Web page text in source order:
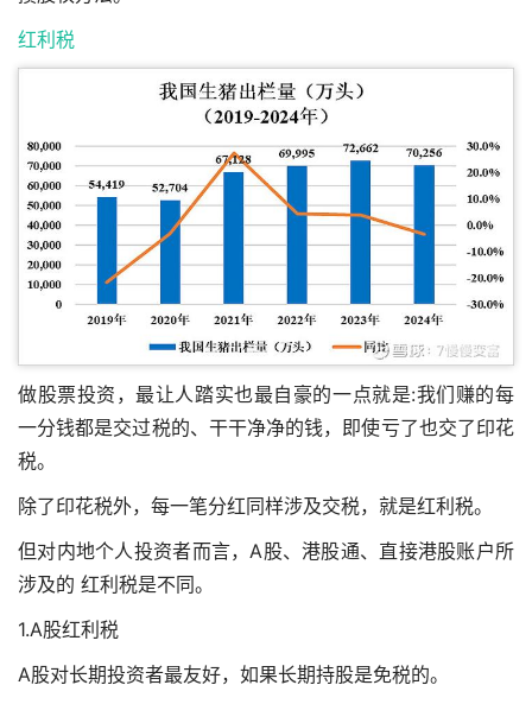
红利税
做股票投资，最让人踏实也最自豪的一点就是:我们赚的每
一分钱都是交过税的、干干净净的钱，即使亏了也交了印花
税。
除了印花税外，每一笔分红同样涉及交税，就是红利税。
但对内地个人投资者而言，A股、港股通、直接港股账户所
涉及的 红利税是不同。
1.A股红利税
A股对长期投资者最友好，如果长期持股是免税的。